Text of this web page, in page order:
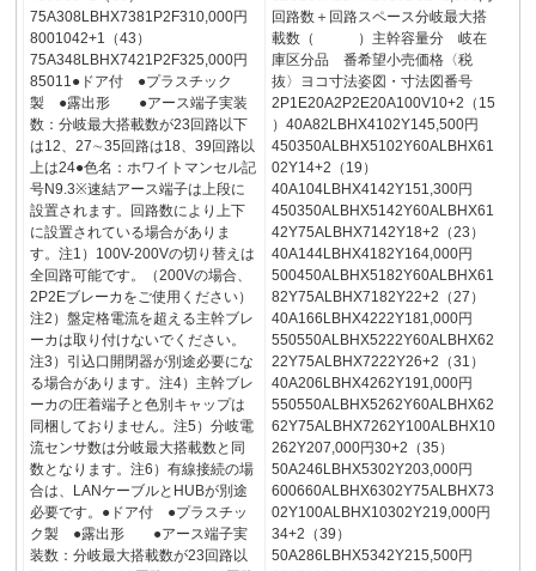
75A308LBHX7381P2F310,000円
8001042+1（43）
75A348LBHX7421P2F325,000円
85011●ドア付 ●プラスチック
製 ●露出形 ●アース端子実装
数：分岐最大搭載数が23回路以下
は12、27∼35回路は18、39回路以
上は24●色名：ホワイトマンセル記
号N9.3※速結アース端子は上段に
設置されます。回路数により上下
に設置されている場合がありま
す。注1）100V-200Vの切り替えは
全回路可能です。（200Vの場合、
2P2Eブレーカをご使用ください）
注2）盤定格電流を超える主幹ブレ
ーカは取り付けないでください。
注3）引込口開閉器が別途必要にな
る場合があります。注4）主幹ブレ
ーカの圧着端子と色別キャップは
同梱しておりません。注5）分岐電
流センサ数は分岐最大搭載数と同
数となります。注6）有線接続の場
合は、LANケーブルとHUBが別途
必要です。●ドア付 ●プラスチッ
ク製 ●露出形 ●アース端子実
装数：分岐最大搭載数が23回路以
回路数＋回路スペース分岐最大搭
載数（ ）主幹容量分 岐在
庫区分品 番希望小売価格〈税
抜〉ヨコ寸法姿図・寸法図番号
2P1E20A2P2E20A100V10+2（15
）40A82LBHX4102Y145,500円
450350ALBHX5102Y60ALBHX61
02Y14+2（19）
40A104LBHX4142Y151,300円
450350ALBHX5142Y60ALBHX61
42Y75ALBHX7142Y18+2（23）
40A144LBHX4182Y164,000円
500450ALBHX5182Y60ALBHX61
82Y75ALBHX7182Y22+2（27）
40A166LBHX4222Y181,000円
550550ALBHX5222Y60ALBHX62
22Y75ALBHX7222Y26+2（31）
40A206LBHX4262Y191,000円
550550ALBHX5262Y60ALBHX62
62Y75ALBHX7262Y100ALBHX10
262Y207,000円30+2（35）
50A246LBHX5302Y203,000円
600660ALBHX6302Y75ALBHX73
02Y100ALBHX10302Y219,000円
34+2（39）
50A286LBHX5342Y215,500円